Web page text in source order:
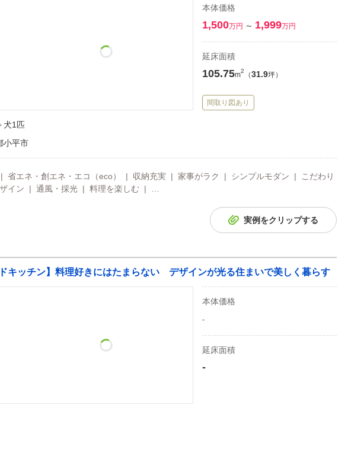
本体価格
1,500万円 ～ 1,999万円
延床面積
105.75m2 （31.9坪）
間取り図あり
犬1匹
小平市
省エネ・創エネ・エコ（eco） | 収納充実 | 家事がラク | シンプルモダン | こだわり
イン | 通風・採光 | 料理を楽しむ | …
実例をクリップする
ドキッチン】料理好きにはたまらない デザインが光る住まいで美しく暮らす
本体価格
-
延床面積
-